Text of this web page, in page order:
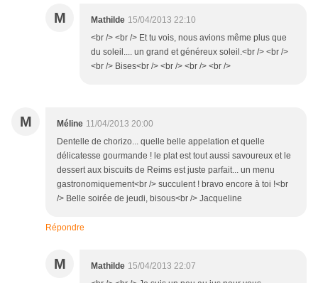
M Mathilde 15/04/2013 22:10
<br /> <br /> Et tu vois, nous avions même plus que
du soleil.... un grand et généreux soleil.<br /> <br />
<br /> Bises<br /> <br /> <br /> <br />
M Méline 11/04/2013 20:00
Dentelle de chorizo... quelle belle appelation et quelle
délicatesse gourmande ! le plat est tout aussi savoureux et le
dessert aux biscuits de Reims est juste parfait... un menu
gastronomiquement<br /> succulent ! bravo encore à toi !<br
/> Belle soirée de jeudi, bisous<br /> Jacqueline
Répondre
M Mathilde 15/04/2013 22:07